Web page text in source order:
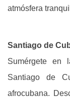
atmósfera
Santiago de
Sumérgete en
Santiago de
afrocubana.